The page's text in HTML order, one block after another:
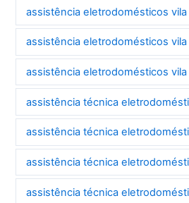
assistência eletrodomésticos vila
assistência eletrodomésticos vila
assistência eletrodomésticos vila
assistência técnica
assistência técnica
assistência técnica
assistência técnica